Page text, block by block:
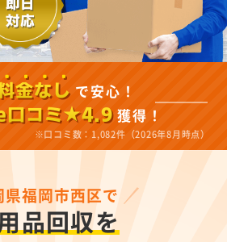
金なし で安心！
口コミ★4.9 獲得！
※口コミ数：1,082件（2026年8月時点）
県福岡市西区で
品回収を